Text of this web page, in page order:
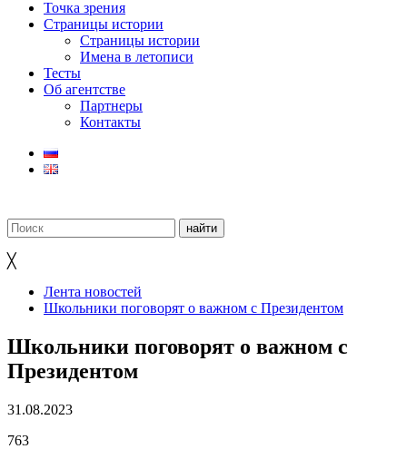
Точка зрения
Страницы истории
Страницы истории
Имена в летописи
Тесты
Об агентстве
Партнеры
Контакты
╳
Лента новостей
Школьники поговорят о важном с Президентом
Школьники поговорят о важном с
Президентом
31.08.2023
763